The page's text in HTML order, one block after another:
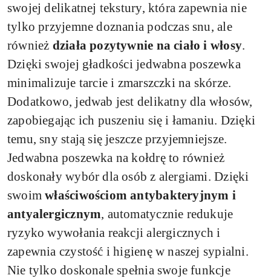
swojej delikatnej tekstury, która zapewnia nie
tylko przyjemne doznania podczas snu, ale
również działa pozytywnie na ciało i włosy.
Dzięki swojej gładkości jedwabna poszewka
minimalizuje tarcie i zmarszczki na skórze.
Dodatkowo, jedwab jest delikatny dla włosów,
zapobiegając ich puszeniu się i łamaniu. Dzięki
temu, sny stają się jeszcze przyjemniejsze.
Jedwabna poszewka na kołdrę to również
doskonały wybór dla osób z alergiami. Dzięki
swoimwłaściwościom antybakteryjnym i
antyalergicznym, automatycznie redukuje
ryzyko wywołania reakcji alergicznych i
zapewnia czystość i higienę w naszej sypialni.
Nie tylko doskonale spełnia swoje funkcje